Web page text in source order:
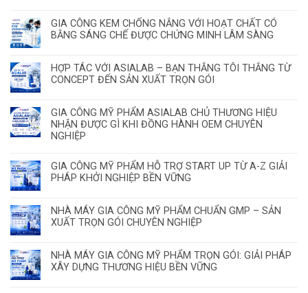
GIA CÔNG KEM CHỐNG NẮNG VỚI HOẠT CHẤT CÓ
BẰNG SÁNG CHẾ ĐƯỢC CHỨNG MINH LÂM SÀNG
HỢP TÁC VỚI ASIALAB – BẠN THẮNG TÔI THẮNG TỪ
CONCEPT ĐẾN SẢN XUẤT TRỌN GÓI
GIA CÔNG MỸ PHẨM ASIALAB CHỦ THƯƠNG HIỆU
NHẬN ĐƯỢC GÌ KHI ĐỒNG HÀNH OEM CHUYÊN
NGHIỆP
GIA CÔNG MỸ PHẨM HỖ TRỢ START UP TỪ A-Z GIẢI
PHÁP KHỞI NGHIỆP BỀN VỮNG
NHÀ MÁY GIA CÔNG MỸ PHẨM CHUẨN GMP – SẢN
XUẤT TRỌN GÓI CHUYÊN NGHIỆP
NHÀ MÁY GIA CÔNG MỸ PHẨM TRỌN GÓI: GIẢI PHÁP
XÂY DỰNG THƯƠNG HIỆU BỀN VỮNG